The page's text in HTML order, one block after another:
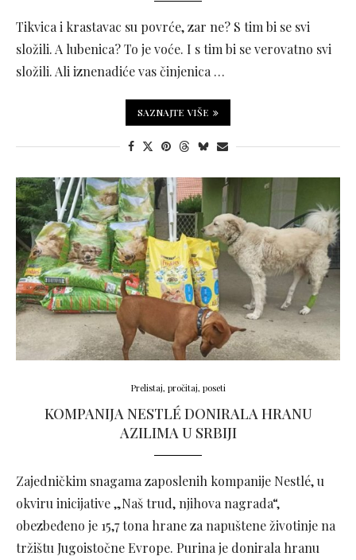
Tikvica i krastavac su povrće, zar ne? S tim bi se svi
složili. A lubenica? To je voće. I s tim bi se verovatno svi
složili. Ali iznenadiće vas činjenica …
SAZNAJTE VIŠE
Prelistaj, pročitaj, poseti
KOMPANIJA NESTLÉ DONIRALA HRANU
AZILIMA U SRBIJI
Zajedničkim snagama zaposlenih kompanije Nestlé, u
okviru inicijative „Naš trud, njihova nagrada“,
obezbeđeno je 15,7 tona hrane za napuštene životinje na
tržištu Jugoistočne Evrope. Purina je donirala hranu